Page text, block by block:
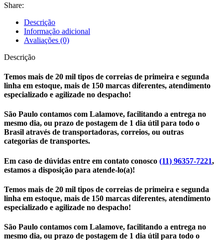
FOAM
TT
6,5MM
REBAIXOS
FURADEIRA
FORVET
16M
1250
quantidade
Share:
Descrição
Informação adicional
Avaliações (0)
Descrição
Temos mais de 20 mil tipos de correias de primeira e segunda
linha em estoque, mais de 150 marcas diferentes, atendimento
especializado e agilizade no despacho!
São Paulo contamos com Lalamove, facilitando a entrega no
mesmo dia, ou prazo de postagem de 1 dia útil para todo o
Brasil através de transportadoras, correios, ou outras
categorias de transportes.
Em caso de dúvidas entre em contato conosco (11) 96357-7221,
estamos a disposição para atende-lo(a)!
Temos mais de 20 mil tipos de correias de primeira e segunda
linha em estoque, mais de 150 marcas diferentes, atendimento
especializado e agilizade no despacho!
São Paulo contamos com Lalamove, facilitando a entrega no
mesmo dia, ou prazo de postagem de 1 dia útil para todo o